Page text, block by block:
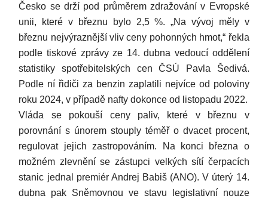
Česko se drží pod průměrem zdražování v Evropské
unii, které v březnu bylo 2,5 %. „Na vývoj měly v
březnu nejvýraznější vliv ceny pohonných hmot,“ řekla
podle tiskové zprávy ze 14. dubna vedoucí oddělení
statistiky spotřebitelských cen ČSÚ Pavla Šedivá.
Podle ní řidiči za benzin zaplatili nejvíce od poloviny
roku 2024, v případě nafty dokonce od listopadu 2022.
Vláda se pokouší ceny paliv, které v březnu v
porovnání s únorem stouply téměř o dvacet procent,
regulovat jejich zastropováním. Na konci března o
možném zlevnění se zástupci velkých sítí čerpacích
stanic jednal premiér Andrej Babiš (ANO). V úterý 14.
dubna pak Sněmovnou ve stavu legislativní nouze